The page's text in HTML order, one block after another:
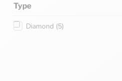
Type
Diamond (5)